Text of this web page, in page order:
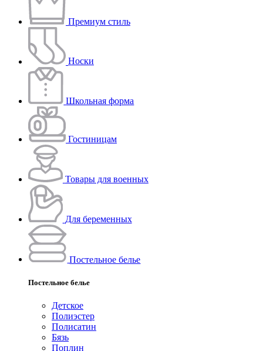
Премиум стиль
Носки
Школьная форма
Гостиницам
Товары для военных
Для беременных
Постельное белье
Постельное белье
Детское
Полиэстeр
Полисатин
Бязь
Поплин